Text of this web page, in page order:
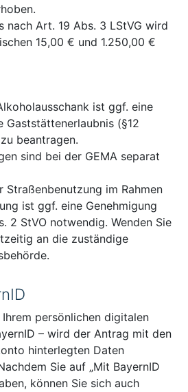
nach Art. 19 Abs. 3 LStVG wird
15,00 € und 1.250,00 €
ist ggf. eine
Gaststättenerlaubnis (§12
beantragen.
sind bei der GEMA separat
Straßenbenutzung im Rahmen
ist ggf. eine Genehmigung
2 StVO notwendig. Wenden Sie
an die zuständige
persönlichen digitalen
– wird der Antrag mit den
hinterlegten Daten
Sie auf „Mit BayernID
können Sie sich auch